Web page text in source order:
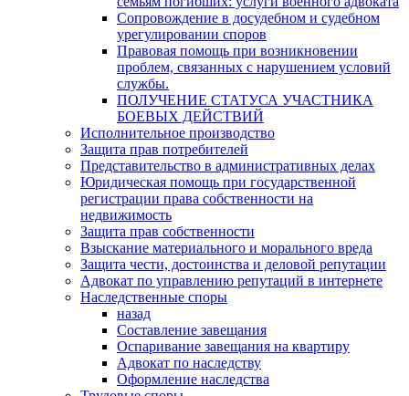
Сопровождение в досудебном и судебном
урегулировании споров
Правовая помощь при возникновении
проблем, связанных с нарушением условий
службы.
ПОЛУЧЕНИЕ СТАТУСА УЧАСТНИКА
БОЕВЫХ ДЕЙСТВИЙ
Исполнительное производство
Защита прав потребителей
Представительство в административных делах
Юридическая помощь при государственной
регистрации права собственности на
недвижимость
Защита прав собственности
Взыскание материального и морального вреда
Защита чести, достоинства и деловой репутации
Адвокат по управлению репутаций в интернете
Наследственные споры
назад
Составление завещания
Оспаривание завещания на квартиру
Адвокат по наследству
Оформление наследства